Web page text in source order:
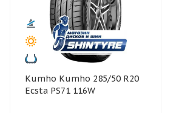
Kumho Kumho 285/50 R20
Ecsta PS71 116W